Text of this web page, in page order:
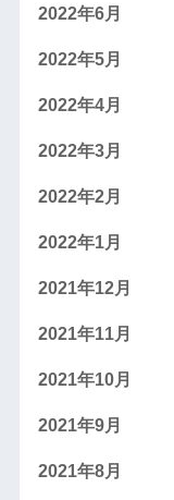
2022年6月
2022年5月
2022年4月
2022年3月
2022年2月
2022年1月
2021年12月
2021年11月
2021年10月
2021年9月
2021年8月